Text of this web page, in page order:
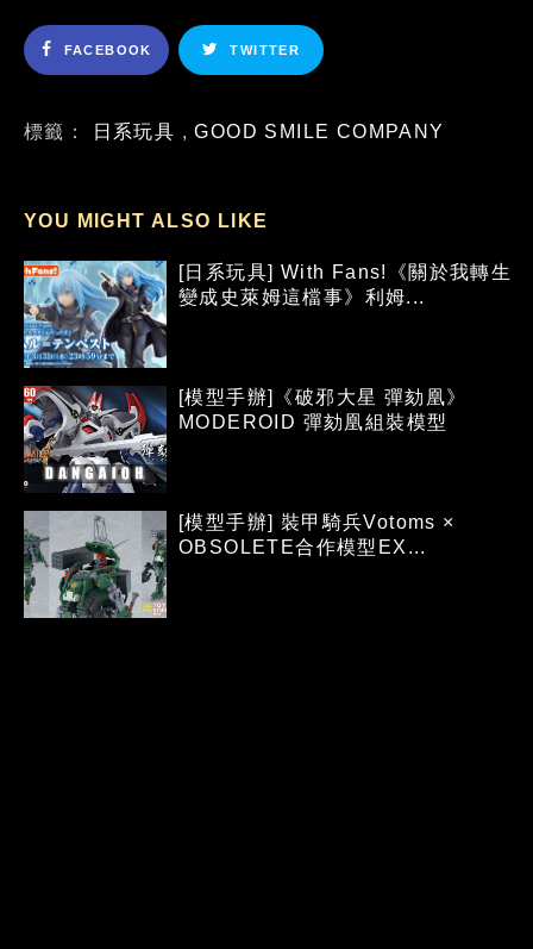
FACEBOOK TWITTER
標籤： 日系玩具 ,GOOD SMILE COMPANY
YOU MIGHT ALSO LIKE
[日系玩具] With Fans!《關於我轉生
變成史萊姆這檔事》利姆...
[模型手辦]《破邪大星 彈劾凰》
MODEROID 彈劾凰組裝模型
[模型手辦] 裝甲騎兵Votoms ×
OBSOLETE合作模型EX...